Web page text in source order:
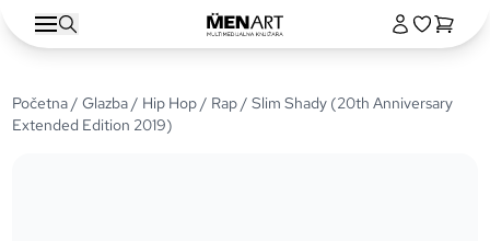
Početna/Glazba/ Hip Hop / Rap/ Slim Shady (20th Anniversary
Extended Edition 2019)